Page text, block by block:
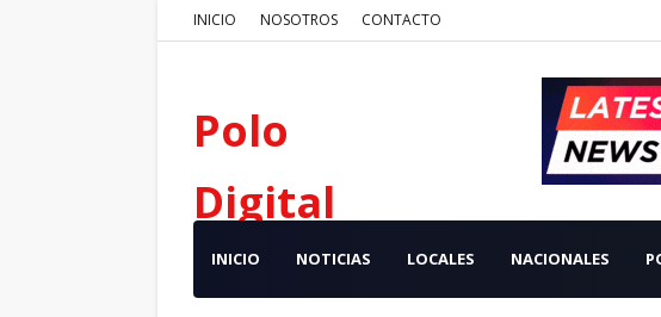
INICIO NOSOTROS CONTACTO
Polo
Digital
INICIO NOTICIAS LOCALES NACIONALES